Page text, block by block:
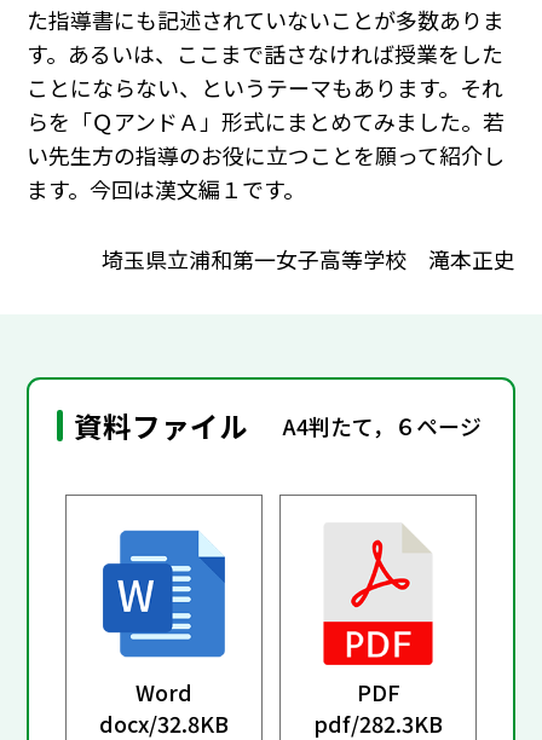
た指導書にも記述されていないことが多数ありま
す。あるいは、ここまで話さなければ授業をした
ことにならない、というテーマもあります。それ
らを「ＱアンドＡ」形式にまとめてみました。若
い先生方の指導のお役に立つことを願って紹介し
ます。今回は漢文編１です。
埼玉県立浦和第一女子高等学校 滝本正史
資料ファイル A4判たて，６ページ
Word
docx/32.8KB
PDF
pdf/282.3KB